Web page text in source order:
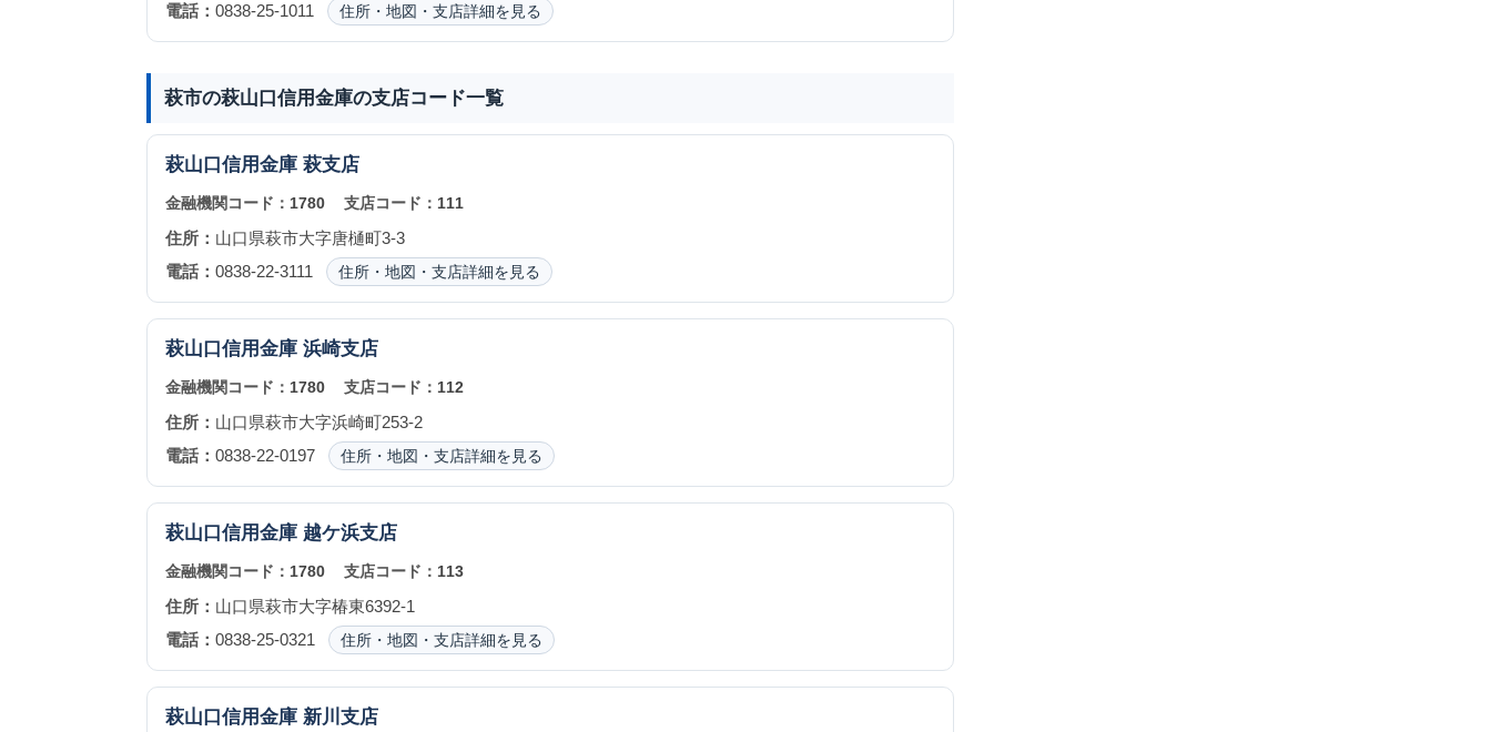
電話： 0838-25-1011 住所・地図・支店詳細を見る
萩市の萩山口信用金庫の支店コード一覧
萩山口信用金庫 萩支店
金融機関コード： 1780 支店コード： 111
住所： 山口県萩市大字唐樋町3-3
電話： 0838-22-3111 住所・地図・支店詳細を見る
萩山口信用金庫 浜崎支店
金融機関コード： 1780 支店コード： 112
住所： 山口県萩市大字浜崎町253-2
電話： 0838-22-0197 住所・地図・支店詳細を見る
萩山口信用金庫 越ケ浜支店
金融機関コード： 1780 支店コード： 113
住所： 山口県萩市大字椿東6392-1
電話： 0838-25-0321 住所・地図・支店詳細を見る
萩山口信用金庫 新川支店